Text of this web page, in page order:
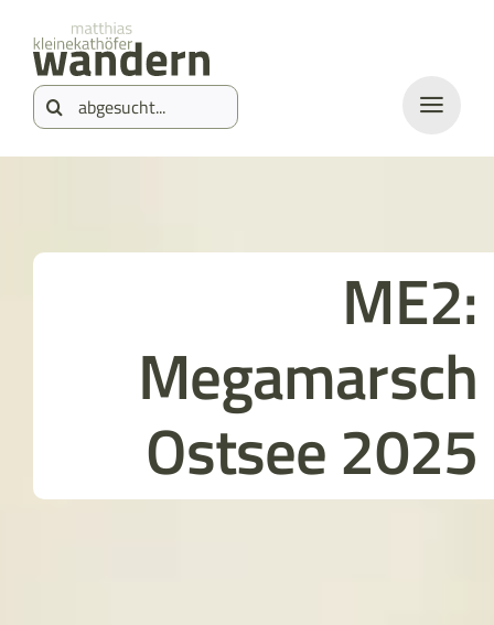
springen
Inhalt
springen
Suche
nach:
ME2:
Megamarsch
Ostsee 2025